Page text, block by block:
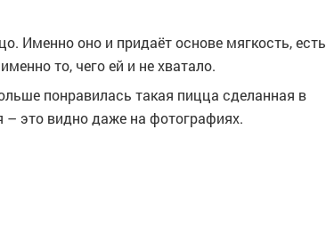
Именно оно и придаёт основе мягкость, есть
то, чего ей и не хватало.
понравилась такая пицца сделанная в
– это видно даже на фотографиях.